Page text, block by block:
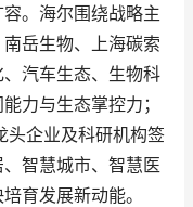
。海尔围绕战略主
岳生物、上海碳索
汽车生态、生物科
力与生态掌控力；
头企业及科研机构签
智慧城市、智慧医
育发展新动能。